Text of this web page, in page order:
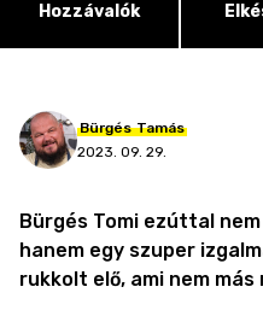
Hozzávalók
Bürgés Tamás
2023. 09. 29.
Bürgés Tomi ezúttal
hanem egy szuper
rukkolt elő, ami nem